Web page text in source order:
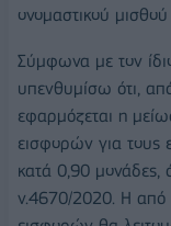
ονομαστικού
Σύμφωνα με τον
υπενθυμίσω ότι,
εφαρμόζεται η
εισφορών για τους
κατά 0,90 μονάδες,
ν.4670/2020. Η από